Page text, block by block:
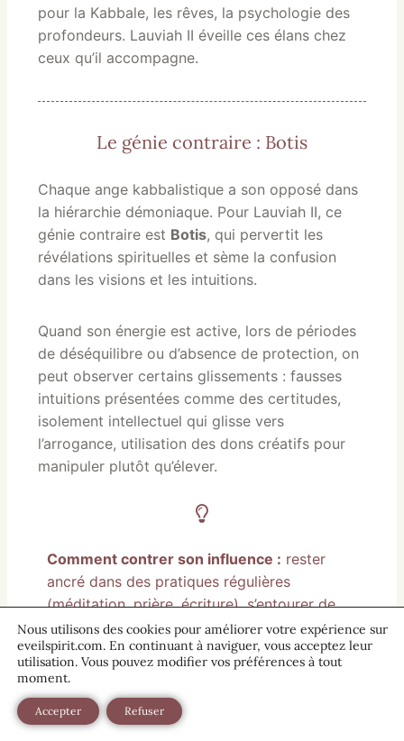
pour la Kabbale, les rêves, la psychologie des
profondeurs. Lauviah II éveille ces élans chez
ceux qu’il accompagne.
Le génie contraire : Botis
Chaque ange kabbalistique a son opposé dans
la hiérarchie démoniaque. Pour Lauviah II, ce
génie contraire est Botis, qui pervertit les
révélations spirituelles et sème la confusion
dans les visions et les intuitions.
Quand son énergie est active, lors de périodes
de déséquilibre ou d’absence de protection, on
peut observer certains glissements : fausses
intuitions présentées comme des certitudes,
isolement intellectuel qui glisse vers
l’arrogance, utilisation des dons créatifs pour
manipuler plutôt qu’élever.
Comment contrer son influence : rester
ancré dans des pratiques régulières
(méditation, prière, écriture), s’entourer de
personnes qui ramènent à l’essentiel, et ne
pas confondre intuition et ego. La sodalite
aide à garder la clarté et à ne pas tomber
dans les illusions.
Nous utilisons des cookies pour améliorer votre expérience sur
eveilspirit.com. En continuant à naviguer, vous acceptez leur
utilisation. Vous pouvez modifier vos préférences à tout
moment.
Accepter Refuser